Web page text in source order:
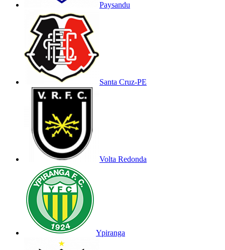
Paysandu
Santa Cruz-PE
Volta Redonda
Ypiranga